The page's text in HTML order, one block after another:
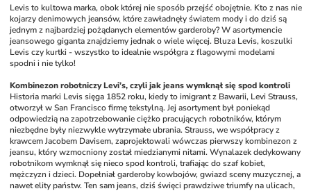
Levis to kultowa marka, obok której nie sposób przejść obojętnie. Kto z nas nie
kojarzy denimowych jeansów, które zawładnęły światem mody i do dziś są
jednym z najbardziej pożądanych elementów garderoby? W asortymencie
jeansowego giganta znajdziemy jednak o wiele więcej. Bluza Levis, koszulki
Levis czy kurtki - wszystko to idealnie współgra z flagowymi modelami
spodni i nie tylko!
Kombinezon robotniczy Levi’s, czyli jak jeans wymknął się spod kontroli
Historia marki Levis sięga 1852 roku, kiedy to imigrant z Bawarii, Levi Strauss,
otworzył w San Francisco firmę tekstylną. Jej asortyment był poniekąd
odpowiedzią na zapotrzebowanie ciężko pracujących robotników, którym
niezbędne były niezwykle wytrzymałe ubrania. Strauss, we współpracy z
krawcem Jacobem Davisem, zaprojektowali wówczas pierwszy kombinezon z
jeansu, który wzmocniony został miedzianymi nitami. Wynalazek dedykowany
robotnikom wymknął się nieco spod kontroli, trafiając do szaf kobiet,
mężczyzn i dzieci. Dopełniał garderoby kowbojów, gwiazd sceny muzycznej, a
nawet elity państw. Ten sam jeans, dziś święci prawdziwe triumfy na ulicach,